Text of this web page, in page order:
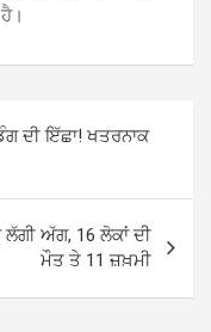
ਦੀ ਇੱਛਾ! ਖਤਰਨਾਕ
ਲੱਗੀ ਅੱਗ, 16 ਲੋਕਾਂ ਦੀ
ਮੌਤ ਤੇ 11 ਜ਼ਖ਼ਮੀ